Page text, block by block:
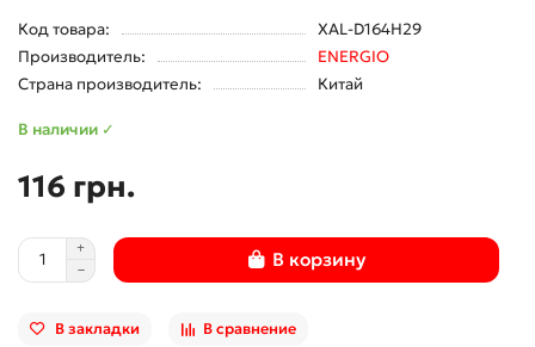
Код товара:
XAL-D164H29
Производитель:
ENERGIO
Страна производитель:
Китай
В наличии ✓
116 грн.
В корзину
В закладки В сравнение